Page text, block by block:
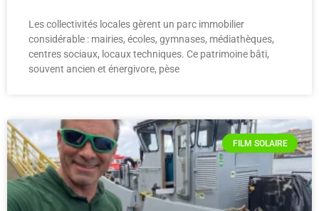
Les collectivités locales gèrent un parc immobilier
considérable : mairies, écoles, gymnases, médiathèques,
centres sociaux, locaux techniques. Ce patrimoine bâti,
souvent ancien et énergivore, pèse
FILM SOLAIRE